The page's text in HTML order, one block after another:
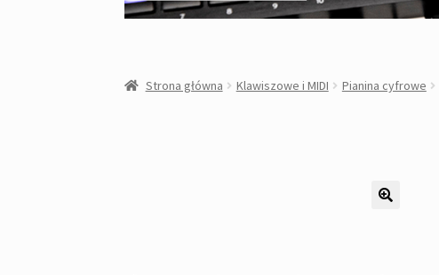
Strona główna Klawiszowe i MIDI Pianina cyfrowe